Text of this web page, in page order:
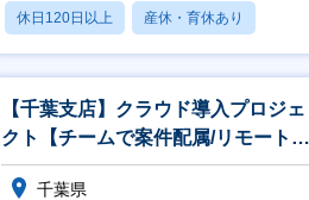
休日120日以上 産休・育休あり
月残業20時間以内
【千葉支店】クラウド導入プロジェ
クト【チームで案件配属/リモート
可/設計・構築の経験が詰めます】
千葉県